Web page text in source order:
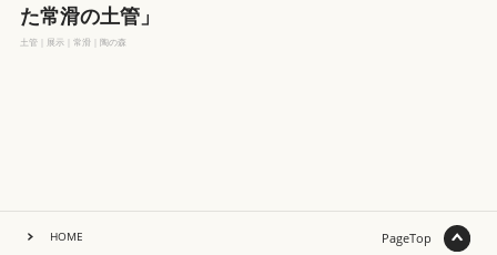
た常滑の土管」
土管｜展示｜常滑｜陶の森
HOME PageTop